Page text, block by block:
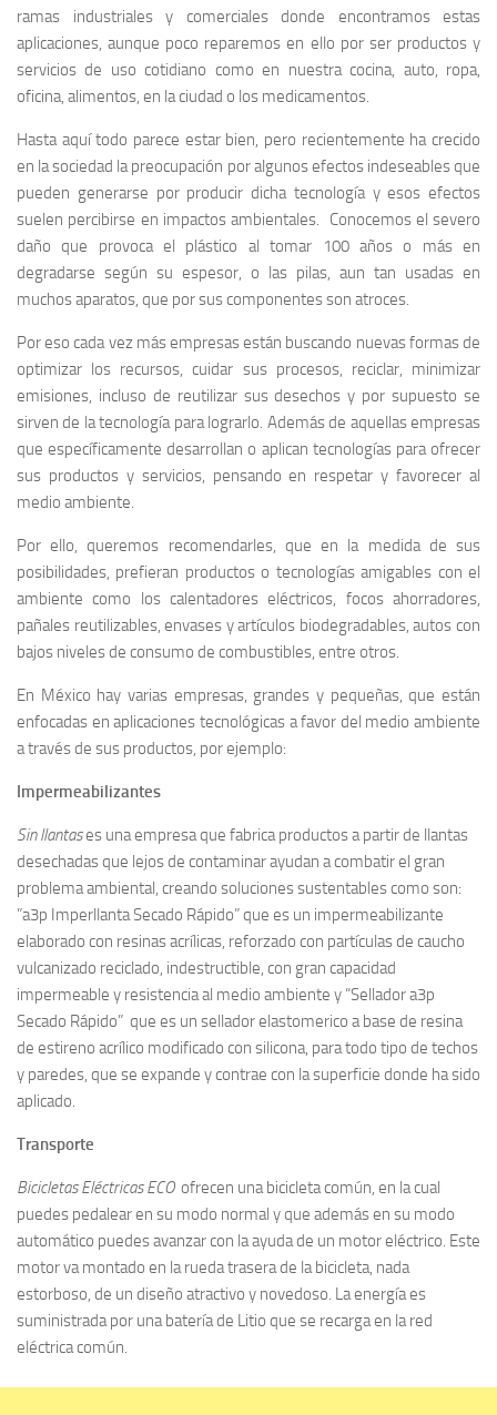
ramas industriales y comerciales donde encontramos estas
aplicaciones, aunque poco reparemos en ello por ser productos y
servicios de uso cotidiano como en nuestra cocina, auto, ropa,
oficina, alimentos, en la ciudad o los medicamentos.
Hasta aquí todo parece estar bien, pero recientemente ha crecido
en la sociedad la preocupación por algunos efectos indeseables que
pueden generarse por producir dicha tecnología y esos efectos
suelen percibirse en impactos ambientales. Conocemos el severo
daño que provoca el plástico al tomar 100 años o más en
degradarse según su espesor, o las pilas, aun tan usadas en
muchos aparatos, que por sus componentes son atroces.
Por eso cada vez más empresas están buscando nuevas formas de
optimizar los recursos, cuidar sus procesos, reciclar, minimizar
emisiones, incluso de reutilizar sus desechos y por supuesto se
sirven de la tecnología para lograrlo. Además de aquellas empresas
que específicamente desarrollan o aplican tecnologías para ofrecer
sus productos y servicios, pensando en respetar y favorecer al
medio ambiente.
Por ello, queremos recomendarles, que en la medida de sus
posibilidades, prefieran productos o tecnologías amigables con el
ambiente como los calentadores eléctricos, focos ahorradores,
pañales reutilizables, envases y artículos biodegradables, autos con
bajos niveles de consumo de combustibles, entre otros.
En México hay varias empresas, grandes y pequeñas, que están
enfocadas en aplicaciones tecnológicas a favor del medio ambiente
a través de sus productos, por ejemplo:
Impermeabilizantes
Sin llantases una empresa que fabrica productos a partir de llantas
desechadas que lejos de contaminar ayudan a combatir el gran
problema ambiental, creando soluciones sustentables como son:
”a3p Imperllanta Secado Rápido” que es un impermeabilizante
elaborado con resinas acrílicas, reforzado con partículas de caucho
vulcanizado reciclado, indestructible, con gran capacidad
impermeable y resistencia al medio ambiente y “Sellador a3p
Secado Rápido” que es un sellador elastomerico a base de resina
de estireno acrílico modificado con silicona, para todo tipo de techos
y paredes, que se expande y contrae con la superficie donde ha sido
aplicado.
Transporte
Bicicletas Eléctricas ECOofrecen una bicicleta común, en la cual
puedes pedalear en su modo normal y que además en su modo
automático puedes avanzar con la ayuda de un motor eléctrico. Este
motor va montado en la rueda trasera de la bicicleta, nada
estorboso, de un diseño atractivo y novedoso. La energía es
suministrada por una batería de Litio que se recarga en la red
eléctrica común.